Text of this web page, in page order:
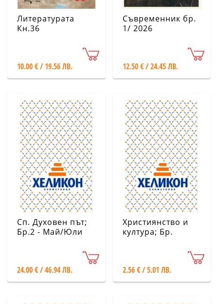
Литературата
Кн.36
10.00 € / 19.56 ЛВ.
Съвременник бр.
1/ 2026
12.50 € / 24.45 ЛВ.
Сп. Духовен път;
Бр.2 - Май/Юли
24.00 € / 46.94 ЛВ.
Християнство и
култура; Бр.
2.56 € / 5.01 ЛВ.